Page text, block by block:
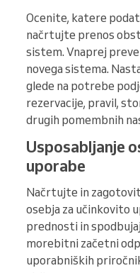
Ocenite, katere
načrtujte prenos
sistem. Vnaprej
novega sistema.
glede na potrebe
rezervacije, pravil,
drugih pomembnih
Usposabljanje
uporabe
Načrtujte in
osebja za učinkovito
prednosti in
morebitni začetni
uporabniških